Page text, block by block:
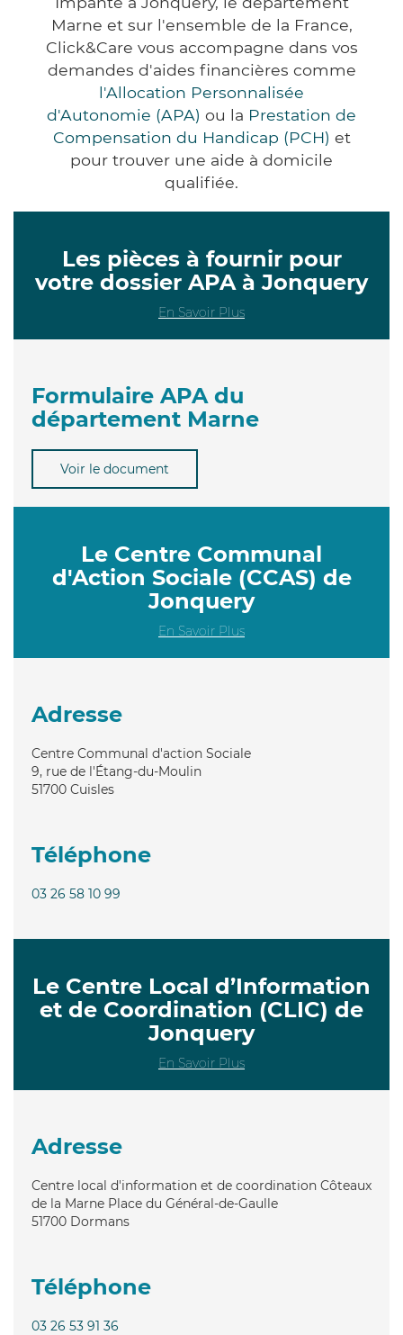
Marne et sur l'ensemble de la France,
Click&Care vous accompagne dans vos
demandes d'aides financières comme
l'Allocation Personnalisée
d'Autonomie (APA) ou la Prestation de
Compensation du Handicap (PCH) et
pour trouver une aide à domicile
qualifiée.
Les pièces à fournir pour
votre dossier APA à Jonquery
En Savoir Plus
Formulaire APA du
département Marne
Voir le document
Le Centre Communal
d'Action Sociale (CCAS) de
Jonquery
En Savoir Plus
Adresse
Centre Communal d'action Sociale
9, rue de l'Étang-du-Moulin
51700 Cuisles
Téléphone
03 26 58 10 99
Le Centre Local d’Information
et de Coordination (CLIC) de
Jonquery
En Savoir Plus
Adresse
Centre local d'information et de coordination Côteaux
de la Marne Place du Général-de-Gaulle
51700 Dormans
Téléphone
03 26 53 91 36